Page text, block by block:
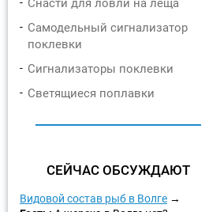
Снасти для ловли на леща
Самодельный сигнализатор
поклевки
Сигнализаторы поклевки
Светящиеся поплавки
СЕЙЧАС ОБСУЖДАЮТ
Видовой состав рыб в Волге